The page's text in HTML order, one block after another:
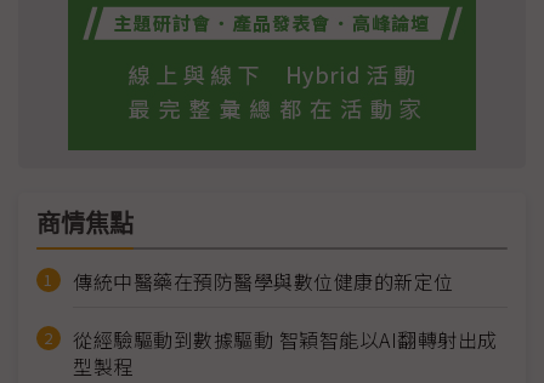
商情焦點
傳統中醫藥在預防醫學與數位健康的新定位
從經驗驅動到數據驅動 智穎智能以AI翻轉射出成
型製程